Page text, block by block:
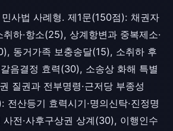
사법 사례형. 제1문(150점): 채권자
하·항소(25), 상계항변과 중복제소·
동거가족 보충송달(15), 소취하 후
음결정 효력(30), 소송상 화해 특별
질권과 전부명령·근저당 부종성
산등기 효력시기·명의신탁·진정명
전·사후구상권 상계(30), 이행인수